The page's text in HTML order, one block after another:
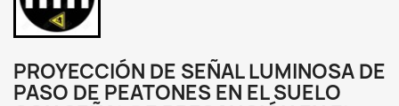
PROYECCIÓN DE SEÑAL LUMINOSA DE
PASO DE PEATONES EN EL SUELO